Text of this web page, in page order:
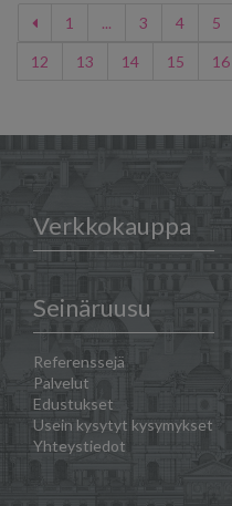
1 ... 3 4 5
12 13 14 15 16
Verkkokauppa
Seinäruusu
Referenssejä
Palvelut
Edustukset
Usein kysytyt kysymykset
Yhteystiedot